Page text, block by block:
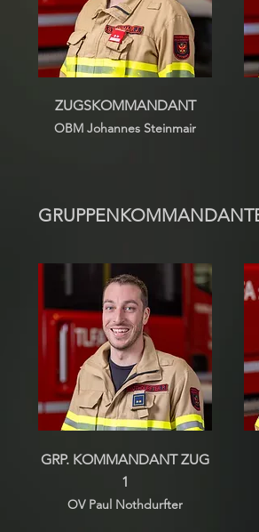
ZUGSKOMMANDANT
OBM Johannes Steinmair
GRP. KOMMANDANT ZUG
1
OV Paul Nothdurfter